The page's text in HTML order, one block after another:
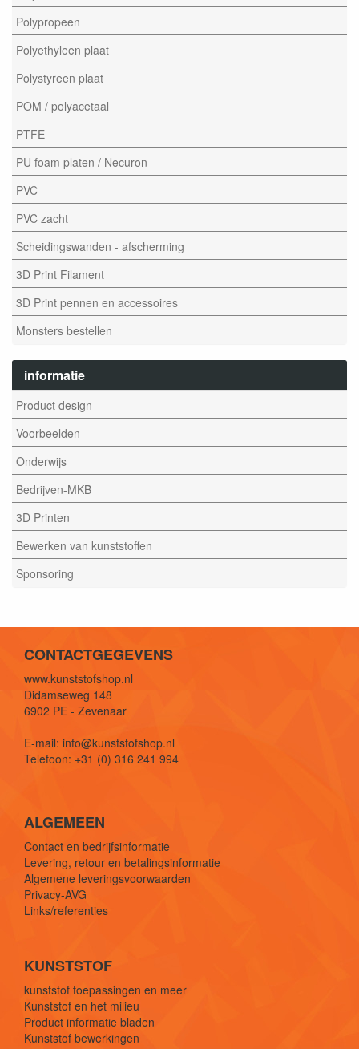
Polypropeen
Polyethyleen plaat
Polystyreen plaat
POM / polyacetaal
PTFE
PU foam platen / Necuron
PVC
PVC zacht
Scheidingswanden - afscherming
3D Print Filament
3D Print pennen en accessoires
Monsters bestellen
informatie
Product design
Voorbeelden
Onderwijs
Bedrijven-MKB
3D Printen
Bewerken van kunststoffen
Sponsoring
CONTACTGEGEVENS
www.kunststofshop.nl
Didamseweg 148
6902 PE - Zevenaar
E-mail: info@kunststofshop.nl
Telefoon: +31 (0) 316 241 994
ALGEMEEN
Contact en bedrijfsinformatie
Levering, retour en betalingsinformatie
Algemene leveringsvoorwaarden
Privacy-AVG
Links/referenties
KUNSTSTOF
kunststof toepassingen en meer
Kunststof en het milieu
Product informatie bladen
Kunststof bewerkingen